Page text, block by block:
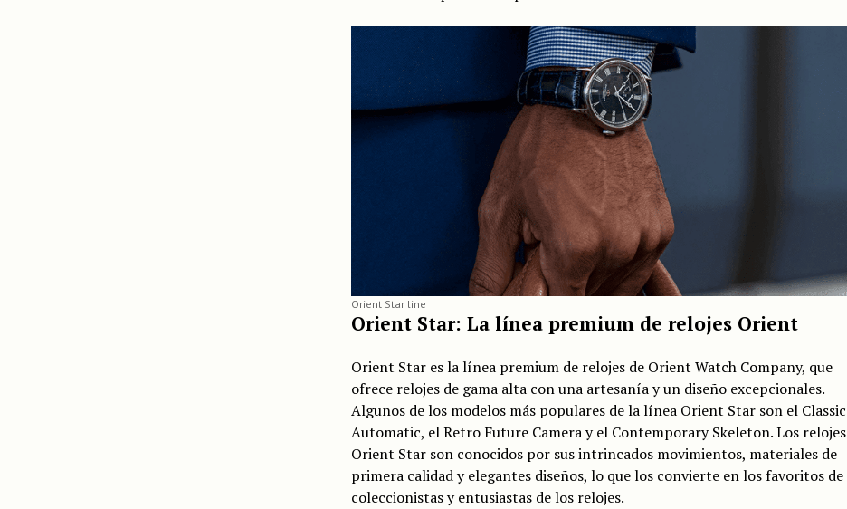
Orient Star line
Orient Star: La línea premium de relojes Orient
Orient Star es la línea premium de relojes de Orient Watch Company, que
ofrece relojes de gama alta con una artesanía y un diseño excepcionales.
Algunos de los modelos más populares de la línea Orient Star son el Classic
Automatic, el Retro Future Camera y el Contemporary Skeleton. Los relojes
Orient Star son conocidos por sus intrincados movimientos, materiales de
primera calidad y elegantes diseños, lo que los convierte en los favoritos de
coleccionistas y entusiastas de los relojes.